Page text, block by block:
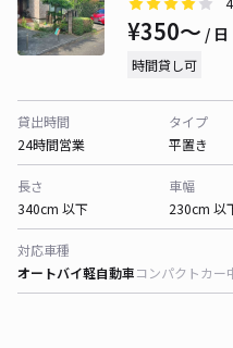
¥350〜 / 日
時間貸し可
貸出時間
24時間営業
タイプ
平置き
長さ
340cm 以下
車幅
230cm 以
対応車種
オートバイ軽自動車コンパクトカー